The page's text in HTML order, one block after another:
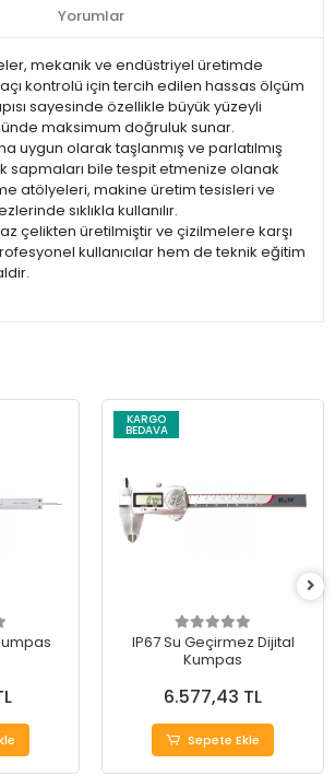
Yorumlar
mekanik ve endüstriyel üretimde
kontrolü için tercih edilen hassas ölçüm
sayesinde özellikle büyük yüzeyli
maksimum doğruluk sunar.
uygun olarak taşlanmış ve parlatılmış
sapmaları bile tespit etmenize olanak
atölyeleri, makine üretim tesisleri ve
sıklıkla kullanılır.
çelikten üretilmiştir ve çizilmelere karşı
kullanıcılar hem de teknik eğitim
KARGO
BEDAVA
IP67 Su Geçirmez Dijital
Kumpas
6.577,43 TL
Sepete Ekle